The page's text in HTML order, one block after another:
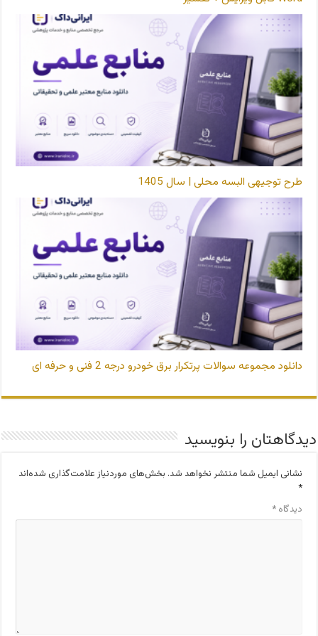
طرح توجیهی البسه محلی | سال 1405
دانلود مجموعه سوالات پرتکرار برق خودرو درجه 2 فنی و حرفه ای
دیدگاهتان را بنویسید
نشانی ایمیل شما منتشر نخواهد شد. بخش‌های موردنیاز علامت‌گذاری شده‌اند
*
دیدگاه*